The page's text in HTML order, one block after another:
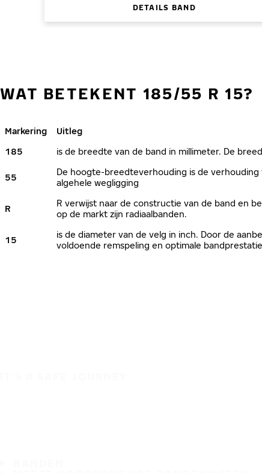
DETAILS BAND
WAT BETEKENT 185/55 R 15?
Markering
Uitleg
185
is de breedte van de band in millimeter. De
55
De hoogte-breedteverhouding is de
algehele wegligging
R
R verwijst naar de constructie van de band en
op de markt zijn radiaalbanden.
15
is de diameter van de velg in inch. Door de
voldoende remspeling en optimale